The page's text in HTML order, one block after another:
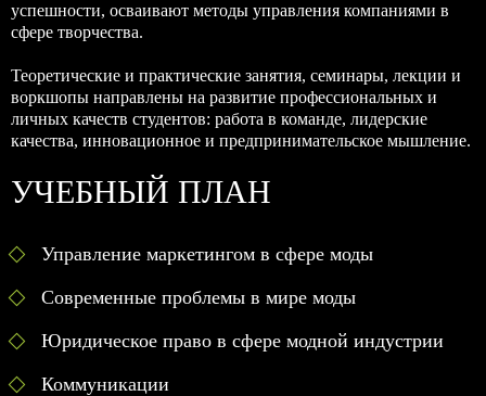
успешности, осваивают методы управления компаниями в
сфере творчества.
Теоретические и практические занятия, семинары, лекции и
воркшопы направлены на развитие профессиональных и
личных качеств студентов: работа в команде, лидерские
качества, инновационное и предпринимательское мышление.
УЧЕБНЫЙ ПЛАН
Управление маркетингом в сфере моды
Современные проблемы в мире моды
Юридическое право в сфере модной индустрии
Коммуникации